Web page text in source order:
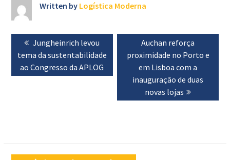
Written by Logística Moderna
Navegação
artigos
Previous
post:
Jungheinrich levou
tema da sustentabilidade
ao Congresso da APLOG
Next
post:
Auchan reforça
proximidade no Porto e
em Lisboa com a
inauguração de duas
novas lojas